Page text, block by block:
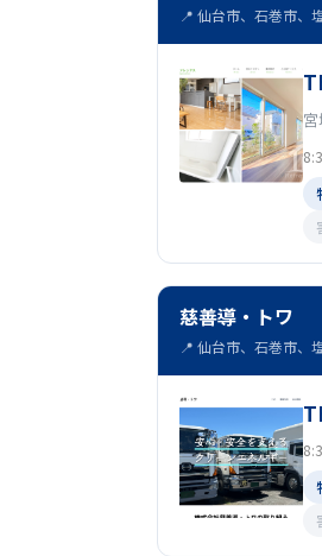
📍 仙台市、石巻市、
慈善導・トワ
📍 仙台市、石巻市、